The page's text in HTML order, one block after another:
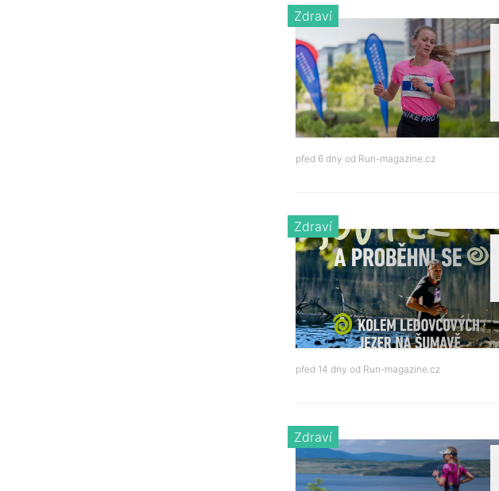
Zdraví
před 6 dny od Run-magazine.cz
Zdraví
před 14 dny od Run-magazine.cz
Zdraví